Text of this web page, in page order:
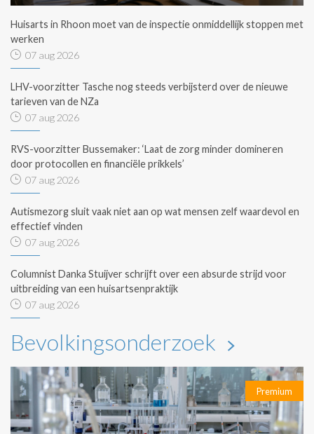
Huisarts in Rhoon moet van de inspectie onmiddellijk stoppen met
werken
07 aug 2026
LHV-voorzitter Tasche nog steeds verbijsterd over de nieuwe
tarieven van de NZa
07 aug 2026
RVS-voorzitter Bussemaker: ‘Laat de zorg minder domineren
door protocollen en financiële prikkels’
07 aug 2026
Autismezorg sluit vaak niet aan op wat mensen zelf waardevol en
effectief vinden
07 aug 2026
Columnist Danka Stuijver schrijft over een absurde strijd voor
uitbreiding van een huisartsenpraktijk
07 aug 2026
Bevolkingsonderzoek
Premium